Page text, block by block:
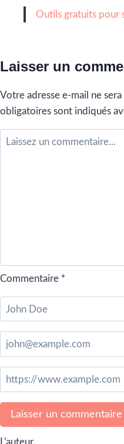
Outils gratuits pour
Laisser un
Votre adresse e-mail ne
obligatoires sont indiqués
Commentaire *
L'auteur